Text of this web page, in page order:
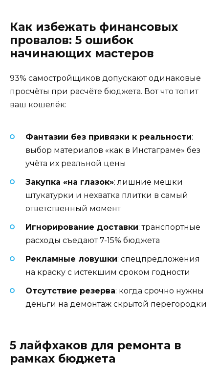
Как избежать финансовых
провалов: 5 ошибок
начинающих мастеров
93% самостройщиков допускают одинаковые
просчёты при расчёте бюджета. Вот что топит
ваш кошелёк:
Фантазии без привязки к реальности:
выбор материалов «как в Инстаграме» без
учёта их реальной цены
Закупка «на глазок»: лишние мешки
штукатурки и нехватка плитки в самый
ответственный момент
Игнорирование доставки: транспортные
расходы съедают 7-15% бюджета
Рекламные ловушки: спецпредложения
на краску с истекшим сроком годности
Отсутствие резерва: когда срочно нужны
деньги на демонтаж скрытой перегородки
5 лайфхаков для ремонта в
рамках бюджета